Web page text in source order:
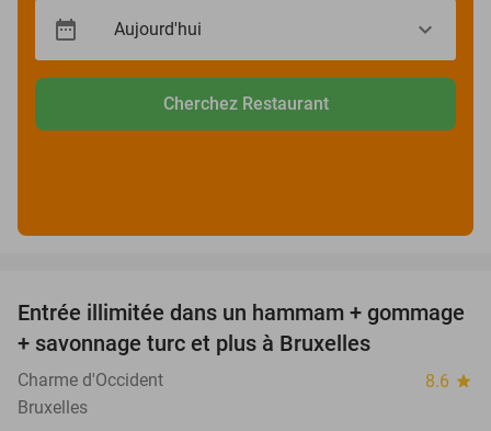
Cherchez Restaurant
37%
Entrée illimitée dans un hammam + gommage
+ savonnage turc et plus à Bruxelles
Charme d'Occident 8.6 star
Bruxelles